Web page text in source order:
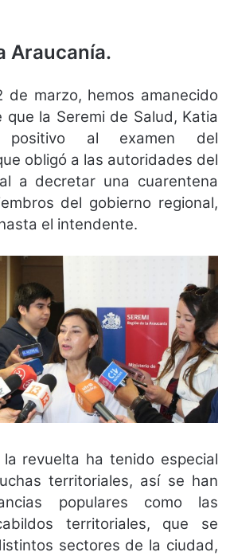
Araucanía.
de marzo, hemos amanecido
la Seremi de Salud, Katia
positivo al examen del
obligó a las autoridades del
a decretar una cuarentena
del gobierno regional,
el intendente.
revuelta ha tenido especial
territoriales, así se han
populares como las
territoriales, que se
sectores de la ciudad,